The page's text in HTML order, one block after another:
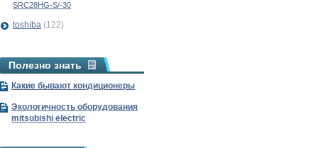
SRС28HG-S/-30
toshiba (122)
Полезно знать
Какие бывают кондиционеры
Экологичность оборудования
mitsubishi electric